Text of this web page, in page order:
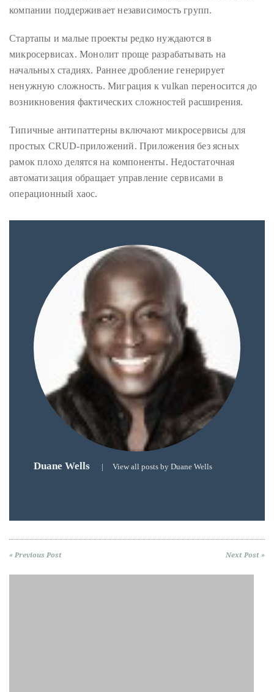
компании поддерживает независимость групп.
Стартапы и малые проекты редко нуждаются в
микросервисах. Монолит проще разрабатывать на
начальных стадиях. Раннее дробление генерирует
ненужную сложность. Миграция к vulkan переносится до
возникновения фактических сложностей расширения.
Типичные антипаттерны включают микросервисы для
простых CRUD-приложений. Приложения без ясных
рамок плохо делятся на компоненты. Недостаточная
автоматизация обращает управление сервисами в
операционный хаос.
Duane Wells View all posts by Duane Wells
« Previous Post Next Post »